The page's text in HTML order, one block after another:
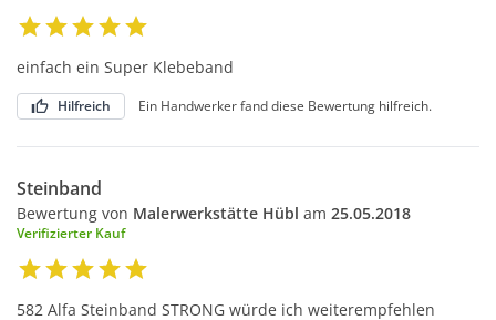
einfach ein Super Klebeband
Hilfreich Ein Handwerker fand diese Bewertung hilfreich.
Steinband
Bewertung von Malerwerkstätte Hübl am 25.05.2018
Verifizierter Kauf
582 Alfa Steinband STRONG würde ich weiterempfehlen